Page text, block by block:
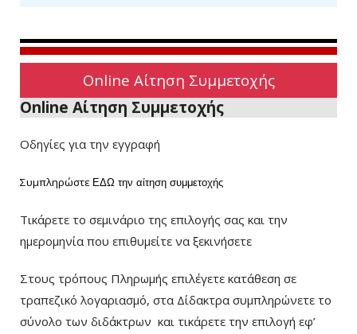
Online Αίτηση Συμμετοχής
Online Αίτηση Συμμετοχής
Οδηγίες για την εγγραφή
Συμπληρώστε ΕΔΩ την αίτηση συμμετοχής
Τικάρετε το σεμινάριο της επιλογής σας και την
ημερομηνία που επιθυμείτε να ξεκινήσετε
Στους τρόπους Πληρωμής επιλέγετε κατάθεση σε
τραπεζικό λογαριασμό, στα Δίδακτρα συμπληρώνετε το
σύνολο των διδάκτρων και τικάρετε την επιλογή εφ’